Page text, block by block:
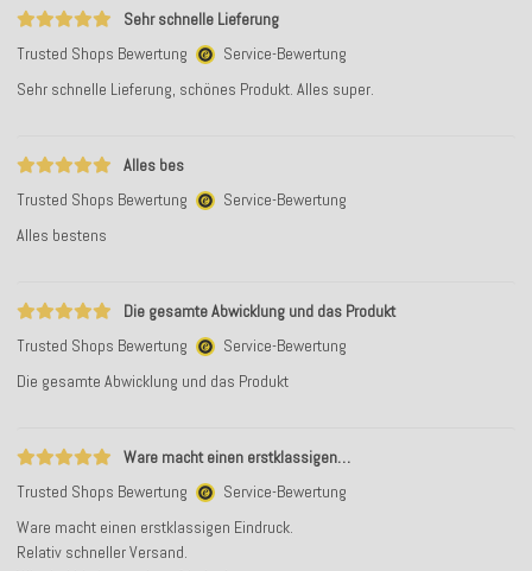
Sehr schnelle Lieferung
Trusted Shops Bewertung
Service-Bewertung
Sehr schnelle Lieferung, schönes Produkt. Alles super.
Alles bes
Trusted Shops Bewertung
Service-Bewertung
Alles bestens
Die gesamte Abwicklung und das Produkt
Trusted Shops Bewertung
Service-Bewertung
Die gesamte Abwicklung und das Produkt
Ware macht einen erstklassigen…
Trusted Shops Bewertung
Service-Bewertung
Ware macht einen erstklassigen Eindruck.
Relativ schneller Versand.